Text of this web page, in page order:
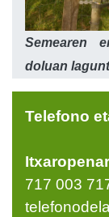
Semearen
doluan
Telefono
717 003